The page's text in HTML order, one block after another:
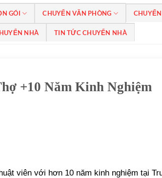
GÓI CHUYỂN VĂN PHÒNG
NHÀ TIN TỨC CHUYỂN NHÀ
+10 Năm Kinh Nghiệm
viên với hơn 10 năm kinh nghiệm tại